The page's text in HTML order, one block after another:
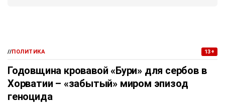
//ПОЛИТИКА 13+
Годовщина кровавой «Бури» для сербов в
Хорватии – «забытый» миром эпизод
геноцида